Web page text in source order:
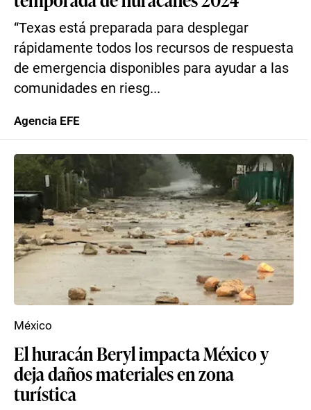
“Texas está preparada para desplegar
rápidamente todos los recursos de respuesta
de emergencia disponibles para ayudar a las
comunidades en riesg...
Agencia EFE
El huracán Beryl impacta México y
deja daños materiales en zona
turística
México